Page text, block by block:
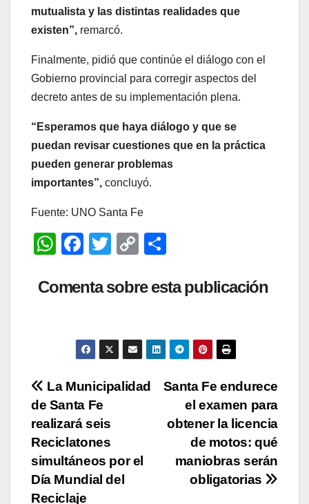
mutualista y las distintas realidades que
existen”, remarcó.
Finalmente, pidió que continúe el diálogo con el
Gobierno provincial para corregir aspectos del
decreto antes de su implementación plena.
“Esperamos que haya diálogo y que se
puedan revisar cuestiones que en la práctica
pueden generar problemas
importantes”, concluyó.
Fuente: UNO Santa Fe
W
at
p
F
c
b
o
o
k
T
tt
C
p
Li
n
k
m
ar
tir
Comenta sobre esta publicación
Navegación
de
entradas
Santa Fe endurece
el examen para
obtener la licencia
de motos: qué
maniobras serán
obligatorias
La Municipalidad
de Santa Fe
realizará seis
Reciclatones
simultáneos por el
Día Mundial del
Reciclaje